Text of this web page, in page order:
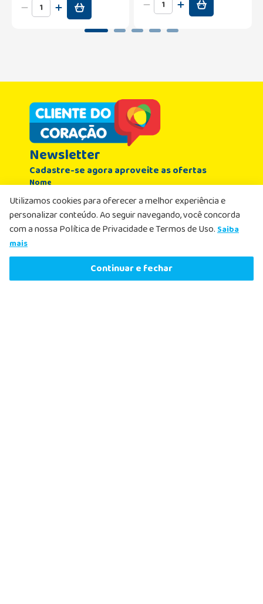
R$21
R$19,39
sem juros
Comprar agora
Newsletter
Cadastre-se agora aproveite as ofertas
Nome
Email
Li e aceito, de acordo com as Políticas de
Privacidade, receber e-mails com ofertas e
Utilizamos cookies para oferecer a melhor experiência e
personalizar conteúdo. Ao seguir navegando, você concorda
com a nossa Política de Privacidade e Termos de Uso.Saiba
mais
Continuar e fechar